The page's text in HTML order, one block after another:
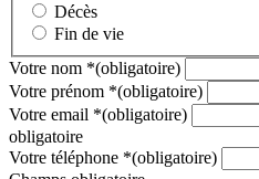
Décès
Fin de vie
Votre nom *(obligatoire)
Votre prénom *(obligatoire)
Votre email *(obligatoire)
obligatoire
Votre téléphone *(obligatoire)